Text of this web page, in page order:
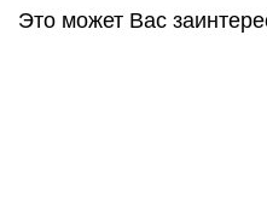
Это может Вас